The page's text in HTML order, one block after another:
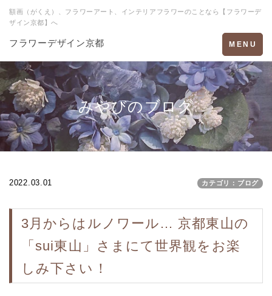
額画（がくえ）、フラワーアート、インテリアフラワーのことなら【フラワーデ
ザイン京都】へ
フラワーデザイン京都
Toggle
navigation
MENU
みやびのブログ
2022.03.01 カテゴリ：ブログ
3月からはルノワール… 京都東山の
「sui東山」さまにて世界観をお楽
しみ下さい！